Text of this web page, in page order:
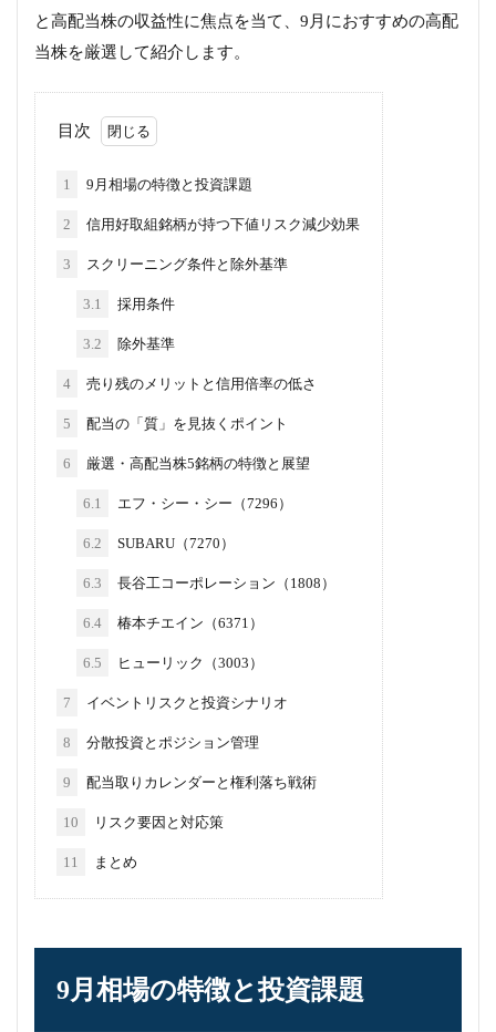
と高配当株の収益性に焦点を当て、9月におすすめの高配
当株を厳選して紹介します。
目次
1 9月相場の特徴と投資課題
2 信用好取組銘柄が持つ下値リスク減少効果
3 スクリーニング条件と除外基準
3.1 採用条件
3.2 除外基準
4 売り残のメリットと信用倍率の低さ
5 配当の「質」を見抜くポイント
6 厳選・高配当株5銘柄の特徴と展望
6.1 エフ・シー・シー（7296）
6.2 SUBARU（7270）
6.3 長谷工コーポレーション（1808）
6.4 椿本チエイン（6371）
6.5 ヒューリック（3003）
7 イベントリスクと投資シナリオ
8 分散投資とポジション管理
9 配当取りカレンダーと権利落ち戦術
10 リスク要因と対応策
11 まとめ
9月相場の特徴と投資課題